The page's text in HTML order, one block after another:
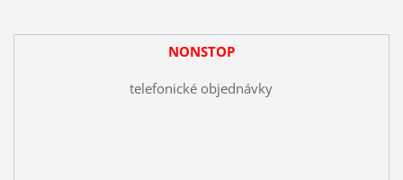
NONSTOP
telefonické objednávky